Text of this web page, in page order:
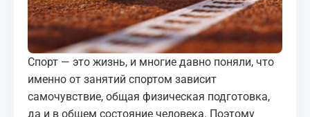
Спорт — это жизнь, и многие давно поняли, что
именно от занятий спортом зависит
самочувствие, общая физическая подготовка,
да и в общем состояние человека. Поэтому